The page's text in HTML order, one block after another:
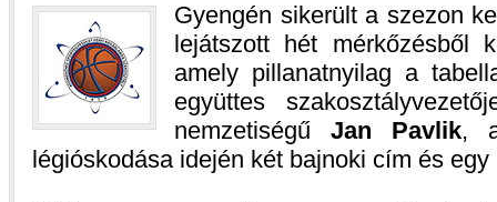
Gyengén sikerült a szezon
lejátszott hét mérkőzésből
amely pillanatnyilag a
együttes
nemzetiségű Jan Pavlik,
légióskodása idején két bajnoki cím és